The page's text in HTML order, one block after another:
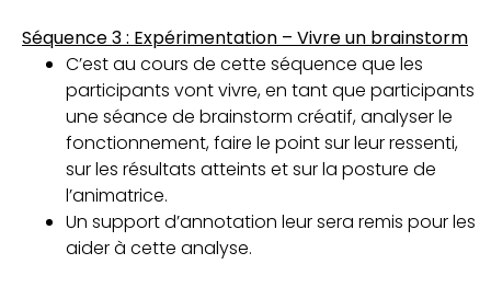
Séquence 3 : Expérimentation – Vivre un brainstorm
C’est au cours de cette séquence que les
participants vont vivre, en tant que participants
une séance de brainstorm créatif, analyser le
fonctionnement, faire le point sur leur ressenti,
sur les résultats atteints et sur la posture de
l’animatrice.
Un support d’annotation leur sera remis pour les
aider à cette analyse.